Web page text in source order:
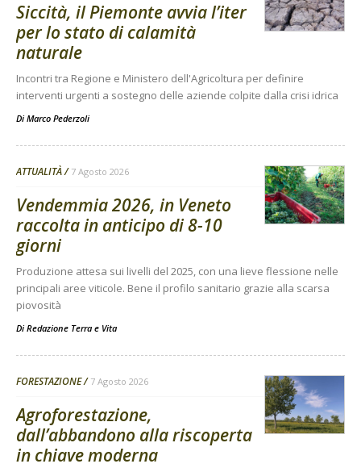
Siccità, il Piemonte avvia l’iter
per lo stato di calamità
naturale
Incontri tra Regione e Ministero dell'Agricoltura per definire
interventi urgenti a sostegno delle aziende colpite dalla crisi idrica
Di Marco Pederzoli
ATTUALITÀ 7 Agosto 2026
Vendemmia 2026, in Veneto
raccolta in anticipo di 8-10
giorni
Produzione attesa sui livelli del 2025, con una lieve flessione nelle
principali aree viticole. Bene il profilo sanitario grazie alla scarsa
piovosità
Di Redazione Terra e Vita
FORESTAZIONE 7 Agosto 2026
Agroforestazione,
dall’abbandono alla riscoperta
in chiave moderna